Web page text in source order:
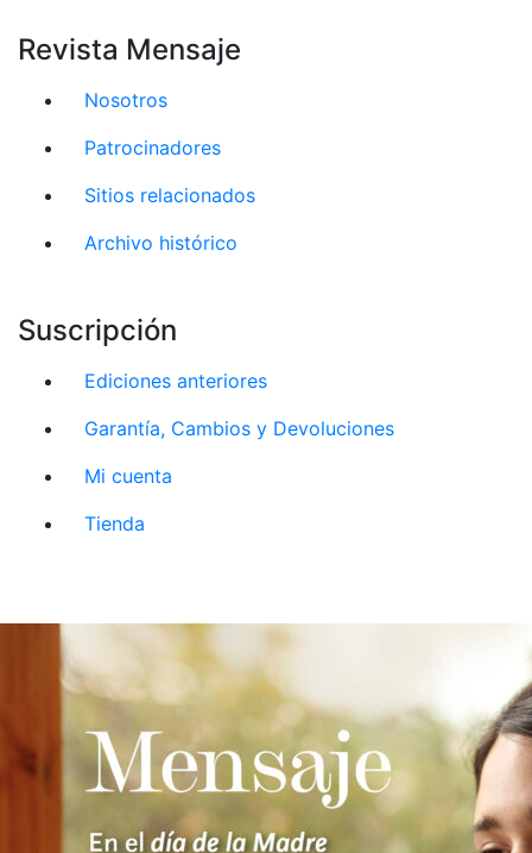
Revista Mensaje
Nosotros
Patrocinadores
Sitios relacionados
Archivo histórico
Suscripción
Ediciones anteriores
Garantía, Cambios y Devoluciones
Mi cuenta
Tienda